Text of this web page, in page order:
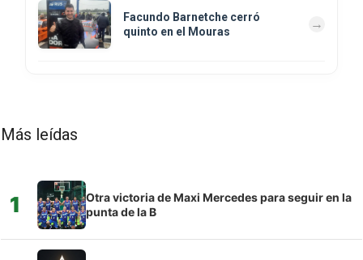
Facundo Barnetche cerró
quinto en el Mouras
Más leídas
1
Otra victoria de Maxi Mercedes para seguir en la
punta de la B